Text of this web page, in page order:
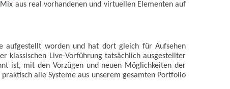
aus real vorhandenen und virtuellen Elementen auf
aufgestellt worden und hat dort gleich für Aufsehen
klassischen Live-Vorführung tatsächlich ausgestellter
ist, mit den Vorzügen und neuen Möglichkeiten der
alle Systeme aus unserem gesamten Portfolio